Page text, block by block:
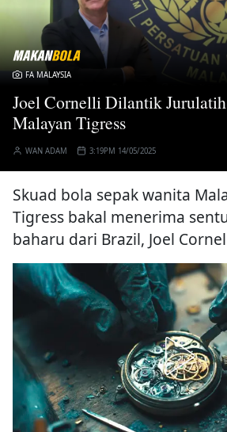
FA MALAYSIA
Joel Cornelli Dilantik
Malayan Tigress
WAN ADAM 3:19PM 14/05/2025
Skuad bola sepak wanita
Tigress bakal menerima
baharu dari Brazil, Joel